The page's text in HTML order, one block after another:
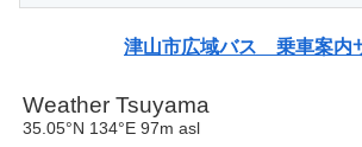
津山市広域バス 乗車案内